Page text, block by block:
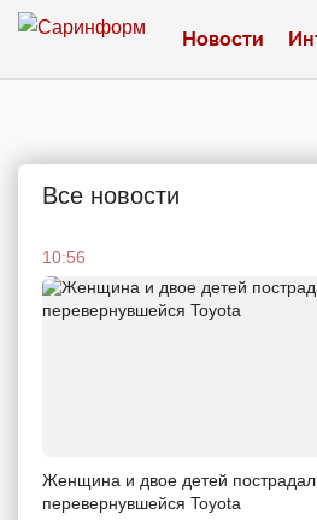
Новости
Все новости
10:56
Женщина и двое детей
перевернувшейся Toyota